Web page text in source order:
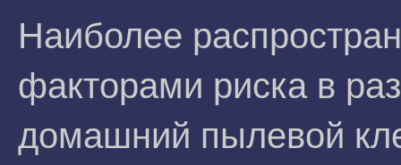
Наиболее
факторами риска в
домашний пылевой